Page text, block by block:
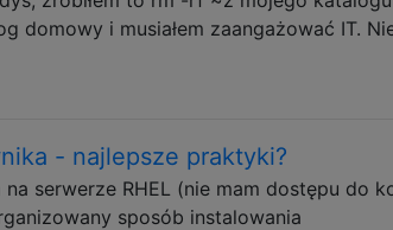
domowy i musiałem zaangażować IT.
- najlepsze praktyki?
serwerze RHEL (nie mam dostępu do
sposób instalowania